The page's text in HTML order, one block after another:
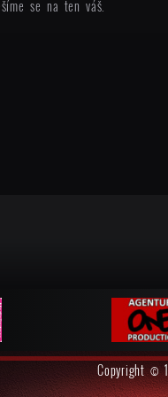
se na ten váš.
Copyright ©